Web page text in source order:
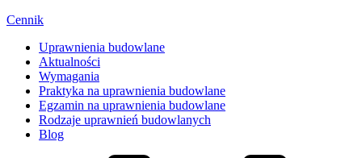
Cennik
Uprawnienia budowlane
Aktualności
Wymagania
Praktyka na uprawnienia budowlane
Egzamin na uprawnienia budowlane
Rodzaje uprawnień budowlanych
Blog